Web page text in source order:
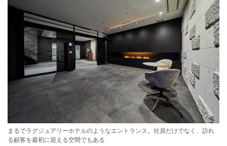
まるでラグジュアリーホテルのようなエントランス。社員だけでなく、訪れ
る顧客を最初に迎える空間でもある